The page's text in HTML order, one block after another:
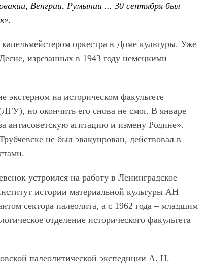
Венгрии, Румынии ... 30 сентября был
оркестра в Доме культуры. Уже
изрезанных в 1943 году немецкими
экстерном на историческом факультете
но окончить его снова не смог. В январе
антисоветскую агитацию и измену Родине».
не был эвакуирован, действовал в
устроился на работу в Ленинградское
истории материальной культуры АН
сектора палеолита, а с 1962 года – младшим
отделение исторического факультета
палеолитической экспедиции А. Н.